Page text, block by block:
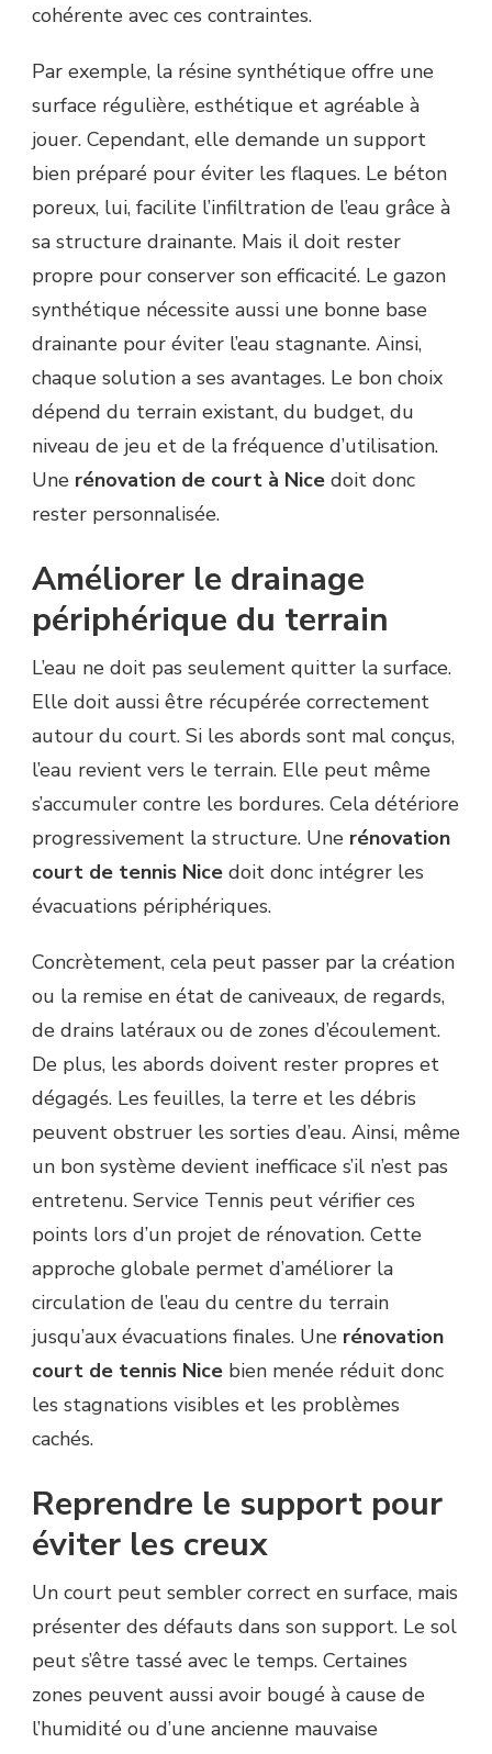
cohérente avec ces contraintes.
Par exemple, la résine synthétique offre une
surface régulière, esthétique et agréable à
jouer. Cependant, elle demande un support
bien préparé pour éviter les flaques. Le béton
poreux, lui, facilite l’infiltration de l’eau grâce à
sa structure drainante. Mais il doit rester
propre pour conserver son efficacité. Le gazon
synthétique nécessite aussi une bonne base
drainante pour éviter l’eau stagnante. Ainsi,
chaque solution a ses avantages. Le bon choix
dépend du terrain existant, du budget, du
niveau de jeu et de la fréquence d’utilisation.
Une rénovation de court à Nice doit donc
rester personnalisée.
Améliorer le drainage
périphérique du terrain
L’eau ne doit pas seulement quitter la surface.
Elle doit aussi être récupérée correctement
autour du court. Si les abords sont mal conçus,
l’eau revient vers le terrain. Elle peut même
s’accumuler contre les bordures. Cela détériore
progressivement la structure. Une rénovation
court de tennis Nice doit donc intégrer les
évacuations périphériques.
Concrètement, cela peut passer par la création
ou la remise en état de caniveaux, de regards,
de drains latéraux ou de zones d’écoulement.
De plus, les abords doivent rester propres et
dégagés. Les feuilles, la terre et les débris
peuvent obstruer les sorties d’eau. Ainsi, même
un bon système devient inefficace s’il n’est pas
entretenu. Service Tennis peut vérifier ces
points lors d’un projet de rénovation. Cette
approche globale permet d’améliorer la
circulation de l’eau du centre du terrain
jusqu’aux évacuations finales. Une rénovation
court de tennis Nice bien menée réduit donc
les stagnations visibles et les problèmes
cachés.
Reprendre le support pour
éviter les creux
Un court peut sembler correct en surface, mais
présenter des défauts dans son support. Le sol
peut s’être tassé avec le temps. Certaines
zones peuvent aussi avoir bougé à cause de
l’humidité ou d’une ancienne mauvaise